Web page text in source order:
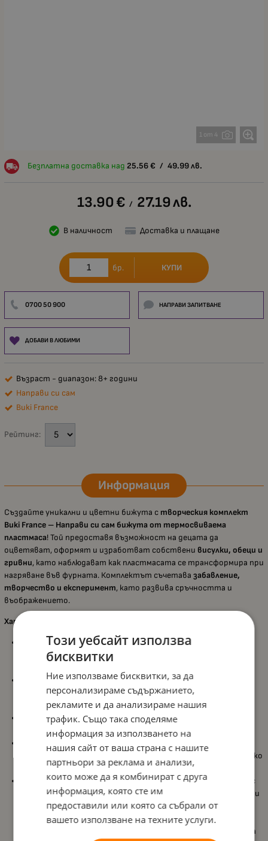
1 от 4
Безплатна доставка над 25.56 € / 49.99 лв.
13.90 € / 27.19лв.
В наличност Доставка и плащане
бр. КУПИ
0700 50 900 НАПРАВИ ЗАПИТВАНЕ
ДОБАВИ В ЛЮБИМИ
Възраст - диапазон: 8+ години
Направи си сам
Buki France
Рейтинг:
Информация
Създайте уникални и цветни бижута с творческия комплект
Buki France – Направи си сам бижута от термосвиваема
пластмаса! Той предоставя възможност на децата да
оцветяват, оформят и изработват собствени висулки, обеци и
гривни, като наблюдават как пластмасата се трансформира при
нагряване във фурната. Комплектът съчетава забавление,
творчество и експеримент, като развива сръчността и
въображението.
Характеристики:
Комплект за изработка на бижута от термосвиваема
пластмаса– оцветете, изпечете и създайте твърди и
Интерактивен процес– при нагряване пластмасата се
свива и втвърдява, превръщайки се в готови елементи за
бижута;
Възможност за изработка на 7 бижута– гривни, обеци,
колиета и ключодържатели;
Богат набор от аксесоари
верижки, пръстени и закопчалки за персонализиране на всяко
творение;
Комплектът включва:4 листа термосвиваема пластмаса с
предварително изрязани форми, 9 цветни молива, 15 златни
пръстена (6 mm), 15 сребърни пръстена (6 mm), 3 сребърни
пръстена (8 mm), 1 златен пръстен (8 mm), 4 златни
верижки, 1 сребърна верижка, 1 ключодържател, 4 стойки за
Този уебсайт използва
бисквитки
Ние използваме бисквитки, за да
персонализираме съдържанието,
рекламите и да анализираме нашия
трафик. Също така споделяме
информация за използването на
нашия сайт от ваша страна с нашите
партньори за реклама и анализи,
които може да я комбинират с друга
информация, която сте им
предоставили или която са събрали от
вашето използване на техните услуги.